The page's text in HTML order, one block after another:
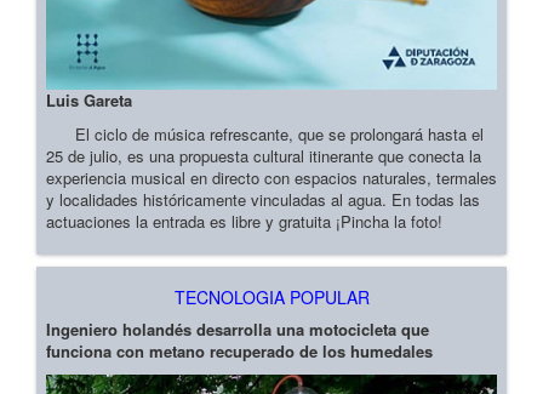
Luis Gareta
El ciclo de música refrescante, que se prolongará hasta el
25 de julio, es una propuesta cultural itinerante que conecta la
experiencia musical en directo con espacios naturales, termales
y localidades históricamente vinculadas al agua. En todas las
actuaciones la entrada es libre y gratuita ¡Pincha la foto!
TECNOLOGIA POPULAR
Ingeniero holandés desarrolla una motocicleta que
funciona con metano recuperado de los humedales